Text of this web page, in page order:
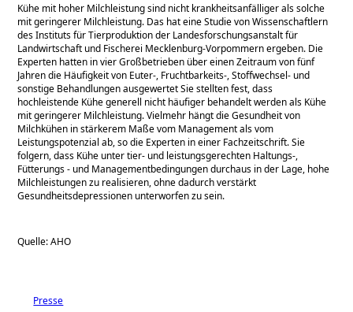
Kühe mit hoher Milchleistung sind nicht krankheitsanfälliger als solche
mit geringerer Milchleistung. Das hat eine Studie von Wissenschaftlern
des Instituts für Tierproduktion der Landesforschungsanstalt für
Landwirtschaft und Fischerei Mecklenburg-Vorpommern ergeben. Die
Experten hatten in vier Großbetrieben über einen Zeitraum von fünf
Jahren die Häufigkeit von Euter-, Fruchtbarkeits-, Stoffwechsel- und
sonstige Behandlungen ausgewertet Sie stellten fest, dass
hochleistende Kühe generell nicht häufiger behandelt werden als Kühe
mit geringerer Milchleistung. Vielmehr hängt die Gesundheit von
Milchkühen in stärkerem Maße vom Management als vom
Leistungspotenzial ab, so die Experten in einer Fachzeitschrift. Sie
folgern, dass Kühe unter tier- und leistungsgerechten Haltungs-,
Fütterungs - und Managementbedingungen durchaus in der Lage, hohe
Milchleistungen zu realisieren, ohne dadurch verstärkt
Gesundheitsdepressionen unterworfen zu sein.
Quelle: AHO
Presse